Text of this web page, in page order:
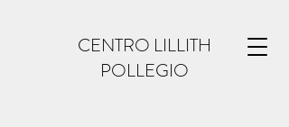
CENTRO LILLITH
POLLEGIO